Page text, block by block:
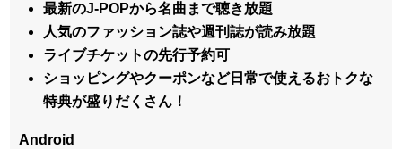
最新のJ-POPから名曲まで聴き放題
人気のファッション誌や週刊誌が読み放題
ライブチケットの先行予約可
ショッピングやクーポンなど日常で使えるおトクな
特典が盛りだくさん！
Android